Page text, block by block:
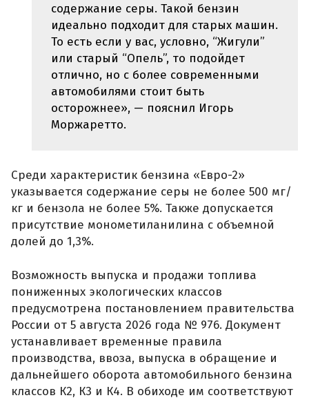
содержание серы. Такой бензин
идеально подходит для старых машин.
То есть если у вас, условно, “Жигули”
или старый “Опель”, то подойдет
отлично, но с более современными
автомобилями стоит быть
осторожнее», — пояснил Игорь
Моржаретто.
Среди характеристик бензина «Евро-2»
указывается содержание серы не более 500 мг/
кг и бензола не более 5%. Также допускается
присутствие монометиланилина с объемной
долей до 1,3%.
Возможность выпуска и продажи топлива
пониженных экологических классов
предусмотрена постановлением правительства
России от 5 августа 2026 года № 976. Документ
устанавливает временные правила
производства, ввоза, выпуска в обращение и
дальнейшего оборота автомобильного бензина
классов К2, К3 и К4. В обиходе им соответствуют